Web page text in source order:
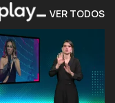
VER TODOS